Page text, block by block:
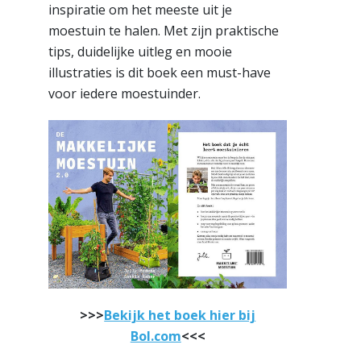
inspiratie om het meeste uit je
moestuin te halen. Met zijn praktische
tips, duidelijke uitleg en mooie
illustraties is dit boek een must-have
voor iedere moestuinder.
>>>Bekijk het boek hier bij
Bol.com<<<